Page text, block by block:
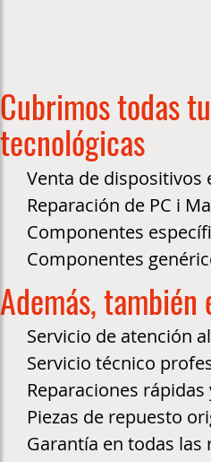
Cubrimos todas
tecnológicas
Venta de dispositivos
Reparación de PC i
Componentes
Componentes
Además,
Servicio de atención
Servicio técnico
Reparaciones
Piezas de repuesto
Garantía en todas las